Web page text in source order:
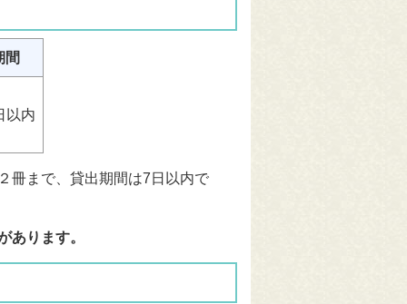
間
以内
冊まで、貸出期間は7日以内で
あります。